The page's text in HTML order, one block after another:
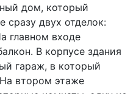
дом, который
сразу двух отделок:
главном входе
В корпусе здания
гараж, в который
втором этаже